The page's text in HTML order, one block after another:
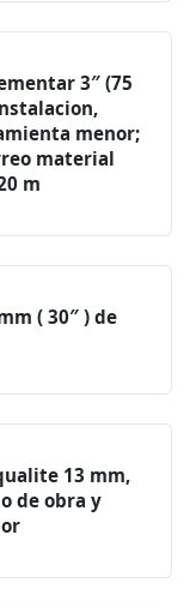
3″ (75
menor;
material
m
( 30″ ) de
13 mm,
de obra y